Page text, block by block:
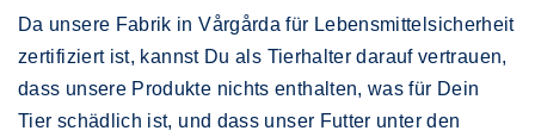
Da unsere Fabrik in Vårgårda für Lebensmittelsicherheit
zertifiziert ist, kannst Du als Tierhalter darauf vertrauen,
dass unsere Produkte nichts enthalten, was für Dein
Tier schädlich ist, und dass unser Futter unter den